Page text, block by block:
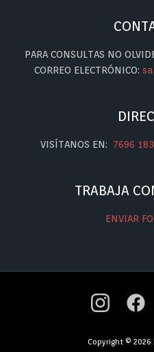
PARA CONSULTAS NO
CORREO ELECTRÓNICO:
VISÍTANOS EN: 7696
TRABAJA
ENVIAR
Copyright © 2026